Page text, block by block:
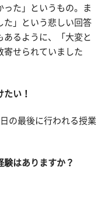
った」というもの。ま
た」という悲しい回答
るように、「大変と
寄せられていました
い！
の最後に行われる授業
験はありますか？